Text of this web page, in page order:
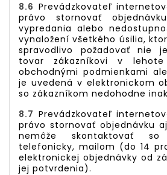
8.6 Prevádzkovateľ
právo stornovať
vypredania alebo
vynaložení všetkého úsilia,
spravodlivo požadovať nie
tovar zákazníkovi v
obchodnými podmienkami
je uvedená v elektronickom
so zákazníkom nedohodne
8.7 Prevádzkovateľ
právo stornovať objednávku
nemôže skontaktovať
telefonicky, mailom (do 14
elektronickej objednávky od
jej potvrdenia).